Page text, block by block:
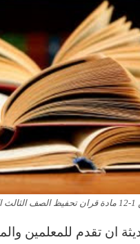
ان تقدم للمعلمين